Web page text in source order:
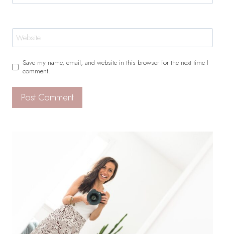
Website
Save my name, email, and website in this browser for the next time I
comment.